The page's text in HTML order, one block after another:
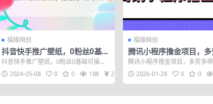
福缘网创
抖音快手推广壁纸，0粉丝0基础
可操作，变现快，日入300+
抖音快手推广壁纸，0粉丝0基础可操
作，变现快，日入300+ 利用抖音快手推
广壁纸...
2024-05-08 0 0 188 21
福缘网创
腾讯小程序撸金项目，
得、单号轻松日入20+
腾讯小程序撸金项目，多劳多
轻松日入20+ 本期所分享的是一
小程序游...
2026-01-28 0 0